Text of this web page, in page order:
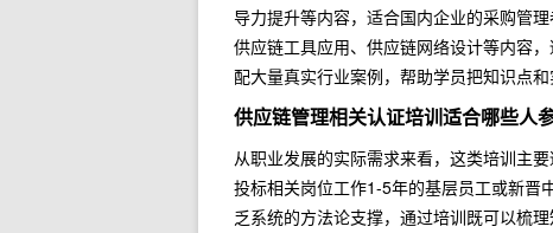
导力提升等内容，适合国内企业的采购管
供应链工具应用、供应链网络设计等内容
配大量真实行业案例，帮助学员把知识点
供应链管理相关认证培训适合哪些人
从职业发展的实际需求来看，这类培训主
投标相关岗位工作1-5年的基层员工或新晋
乏系统的方法论支撑，通过培训既可以梳